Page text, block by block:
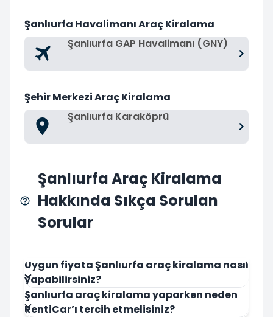
Şanlıurfa Havalimanı Araç Kiralama
Şanlıurfa GAP Havalimanı (GNY)
Şehir Merkezi Araç Kiralama
Şanlıurfa Karaköprü
Şanlıurfa Araç Kiralama
Hakkında Sıkça Sorulan
Sorular
Uygun fiyata Şanlıurfa araç kiralama nasıl
yapabilirsiniz?
Şanlıurfa araç kiralama yaparken neden
RentiCar’ı tercih etmelisiniz?